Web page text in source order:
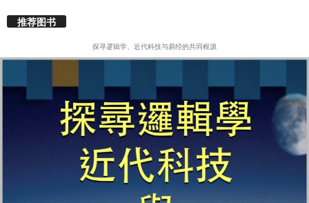
推荐图书
探寻逻辑学、近代科技与易经的共同根源